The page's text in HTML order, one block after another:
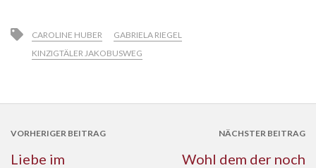
CAROLINE HUBER
GABRIELA RIEGEL
KINZIGTÄLER JAKOBUSWEG
VORHERIGER BEITRAG
Liebe im
NÄCHSTER BEITRAG
Wohl dem der noch